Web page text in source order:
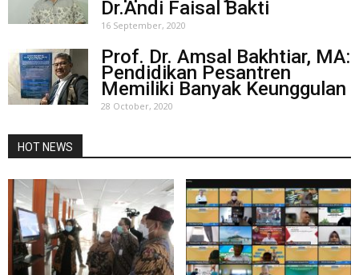
Dr.Andi Faisal Bakti
16 September, 2020
Prof. Dr. Amsal Bakhtiar, MA:
Pendidikan Pesantren
Memiliki Banyak Keunggulan
28 October, 2020
HOT NEWS